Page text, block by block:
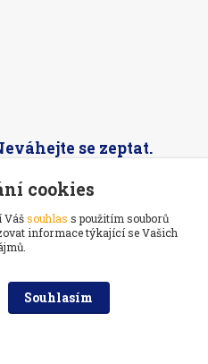
se zeptat.
systémyNavštivte také:
cookies
Vášsouhlas s použitím souborů
informace týkající se Vašich
Souhlasím